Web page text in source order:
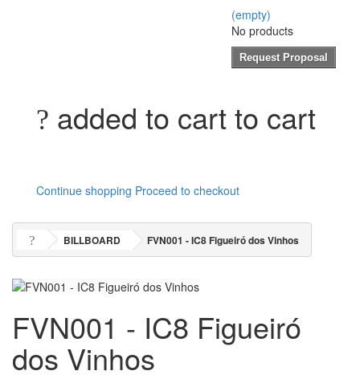
(empty)
No products
Request Proposal
added to cart to cart
Continue shopping Proceed to checkout
BILLBOARD FVN001 - IC8 Figueiró dos Vinhos
FVN001 - IC8 Figueiró
dos Vinhos